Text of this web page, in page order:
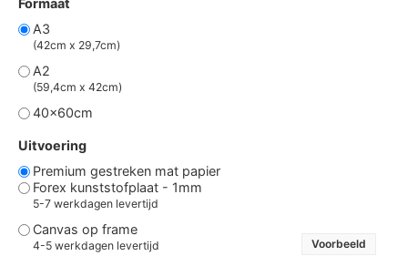
Formaat
A3
(42cm x 29,7cm)
A2
(59,4cm x 42cm)
40x60cm
Uitvoering
Premium gestreken mat papier
Forex kunststofplaat - 1mm
5-7 werkdagen levertijd
Canvas op frame
4-5 werkdagen levertijd Voorbeeld